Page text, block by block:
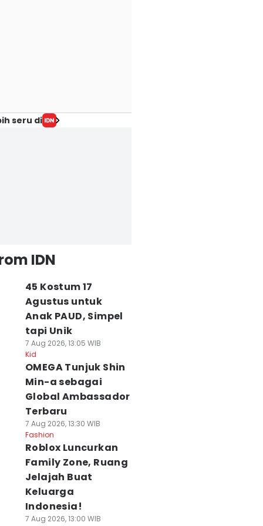
seru di
IDN
45 Kostum 17
Agustus untuk
Anak PAUD, Simpel
tapi Unik
7 Aug 2026, 13:05 WIB
Kid
OMEGA Tunjuk Shin
Min-a sebagai
Global Ambassador
Terbaru
7 Aug 2026, 13:30 WIB
Fashion
Roblox Luncurkan
Family Zone, Ruang
Jelajah Buat
Keluarga
Indonesia!
7 Aug 2026, 13:00 WIB